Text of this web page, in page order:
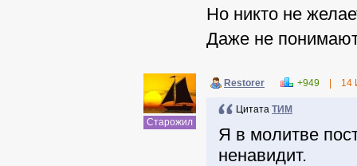
Но никто не
Даже не
Старожил
Restorer +949 14
Цитата ТИМ
Я в молитве
ненавидит.